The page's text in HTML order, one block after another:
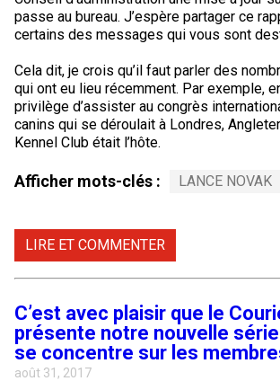
Corgi gallois (Cardigan)
Corgi gallois (Pembroke)
Pumi
Rhodesian ridgeback
Lévrier persan
Shikoku
Épagneul des champs
Épagneul français
Épagneul d’eau irlandais
Spinone italiano
Vizsla à poil lisse
Vizsla à poil dur
Terrier wheaten à poil doux
Bull terrier du Staffordshire
Terrier gallois
Mâtin napolitain
Terre-Neuve
Chien d’eau portugais
Schnauzer (géant)
Schnauzer (standard)
Husky sibérien
passe au bureau. J’espère partager ce
certains des messages qui vous sont
Cela dit, je crois qu’il faut parler des
qui ont eu lieu récemment. Par exemple,
privilège d’assister au congrès
canins qui se déroulait à Londres,
Kennel Club était l’hôte.
Afficher mots-clés : LANCE NOVAK
LIRE ET COMMENTER
C’est avec plaisir que le
présente notre nouvelle
se concentre sur les
août 31, 2017